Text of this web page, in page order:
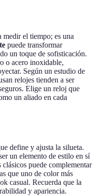
el tiempo; es una
puede transformar
un toque de sofisticación.
o acero inoxidable,
Según un estudio de
relojes tienden a ser
Elige un reloj que
un aliado en cada
define y ajusta la silueta.
un elemento de estilo en sí
puede complementar
que uno de color más
casual. Recuerda que la
y apariencia.